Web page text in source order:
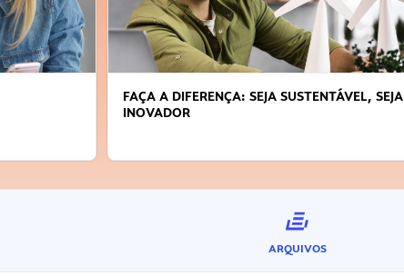
FAÇA A DIFERENÇA: SEJA SUSTENTÁVEL, SEJA
INOVADOR
ARQUIVOS